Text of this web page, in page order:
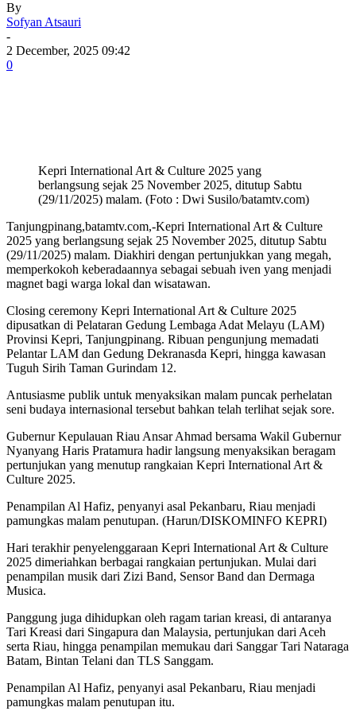
By
Sofyan Atsauri
-
2 December, 2025 09:42
0
Kepri International Art & Culture 2025 yang
berlangsung sejak 25 November 2025, ditutup Sabtu
(29/11/2025) malam. (Foto : Dwi Susilo/batamtv.com)
Tanjungpinang,batamtv.com,-Kepri International Art & Culture
2025 yang berlangsung sejak 25 November 2025, ditutup Sabtu
(29/11/2025) malam. Diakhiri dengan pertunjukkan yang megah,
memperkokoh keberadaannya sebagai sebuah iven yang menjadi
magnet bagi warga lokal dan wisatawan.
Closing ceremony Kepri International Art & Culture 2025
dipusatkan di Pelataran Gedung Lembaga Adat Melayu (LAM)
Provinsi Kepri, Tanjungpinang. Ribuan pengunjung memadati
Pelantar LAM dan Gedung Dekranasda Kepri, hingga kawasan
Tuguh Sirih Taman Gurindam 12.
Antusiasme publik untuk menyaksikan malam puncak perhelatan
seni budaya internasional tersebut bahkan telah terlihat sejak sore.
Gubernur Kepulauan Riau Ansar Ahmad bersama Wakil Gubernur
Nyanyang Haris Pratamura hadir langsung menyaksikan beragam
pertunjukan yang menutup rangkaian Kepri International Art &
Culture 2025.
Penampilan Al Hafiz, penyanyi asal Pekanbaru, Riau menjadi
pamungkas malam penutupan. (Harun/DISKOMINFO KEPRI)
Hari terakhir penyelenggaraan Kepri International Art & Culture
2025 dimeriahkan berbagai rangkaian pertunjukan. Mulai dari
penampilan musik dari Zizi Band, Sensor Band dan Dermaga
Musica.
Panggung juga dihidupkan oleh ragam tarian kreasi, di antaranya
Tari Kreasi dari Singapura dan Malaysia, pertunjukan dari Aceh
serta Riau, hingga penampilan memukau dari Sanggar Tari Nataraga
Batam, Bintan Telani dan TLS Sanggam.
Penampilan Al Hafiz, penyanyi asal Pekanbaru, Riau menjadi
pamungkas malam penutupan itu.